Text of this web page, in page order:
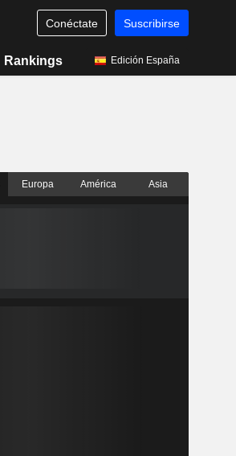
Conéctate Suscribirse
Rankings Edición España
Europa América Asia